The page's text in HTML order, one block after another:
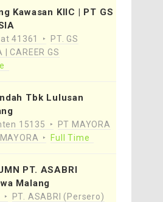
Kawasan KIIC | PT GS
41361
PT. GS
| CAREER GS
Tbk Lulusan
15135
PT MAYORA
Full Time
PT. ASABRI
Malang
PT. ASABRI (Persero)